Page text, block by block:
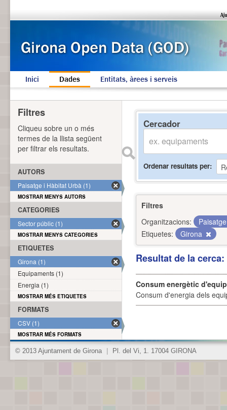
Inici Dades Entitats, àrees i serveis
Cercador
Ordenar resultats per
Filtres
Organitzacions:
Etiquetes:
Girona
Resultat de la
Consum energètic
Consum d'energia dels
Filtres
Cliqueu sobre un o més
termes de la llista següent
per filtrar els resultats.
AUTORS
Paisatge i Hàbitat Urbà (1)
MOSTRAR MENYS AUTORS
CATEGORIES
Sector públic (1)
MOSTRAR MENYS CATEGORIES
ETIQUETES
Girona (1)
Equipaments (1)
Energia (1)
MOSTRAR MÉS ETIQUETES
FORMATS
CSV (1)
MOSTRAR MÉS FORMATS
© 2013 Ajuntament de Girona Pl. del Vi, 1. 17004 GIRONA